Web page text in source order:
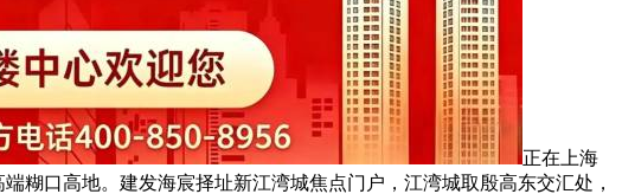
正在上海
糊口高地。建发海宸择址新江湾城焦点门户，江湾城取殷高东交汇处，